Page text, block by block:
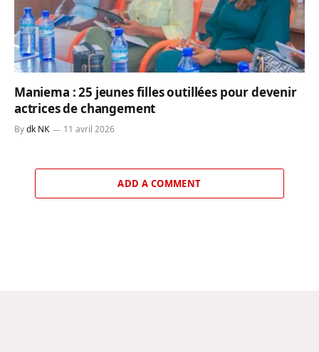
Maniema : 25 jeunes filles outillées pour devenir
actrices de changement
Bydk NK 11 avril 2026
ADD A COMMENT